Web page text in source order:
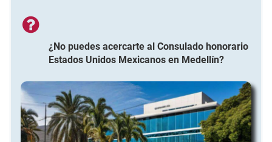
¿No puedes acercarte al Consulado honorario
Estados Unidos Mexicanos en Medellín?